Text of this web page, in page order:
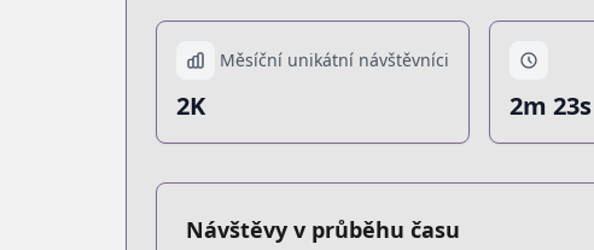
Měsíční unikátní návštěvníci
2K 2m 23s
Návštěvy v průběhu času